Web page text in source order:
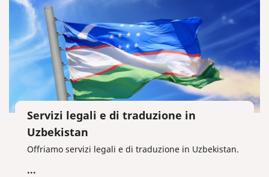
Servizi legali e di traduzione in
Uzbekistan
Offriamo servizi legali e di traduzione in Uzbekistan.
...